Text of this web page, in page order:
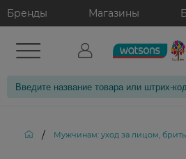
Бренды Магазины
/ Мужчинам: уход за лицом,